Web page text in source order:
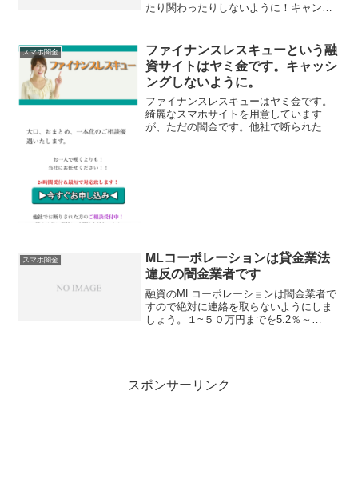
たり関わったりしないように！キャンペ
貸してはくれませんよ！
スマホ闇金
ファイナンスレスキューという融
資サイトはヤミ金です。キャッシ
ングしないように。
ファイナンスレスキューはヤミ金です。
綺麗なスマホサイトを用意しています
が、ただの闇金です。他社で断られた方
スマホ闇金
MLコーポレーションは貸金業法
違反の闇金業者です
融資のMLコーポレーションは闇金業者で
すので絶対に連絡を取らないようにしま
しょう。１~５０万円までを5.2％～
スポンサーリンク